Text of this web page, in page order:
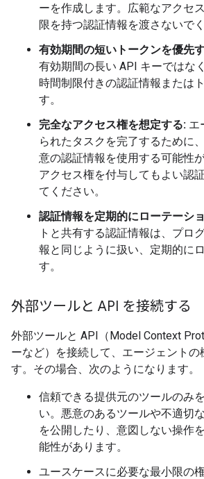
ーを作成します。広範なアクセ
限を持つ認証情報を渡さないでく
有効期間の短いトークンを優先
有効期間の長い API キーではな
時間制限付きの認証情報または
す。
完全なアクセス権を想定する: エ
られたタスクを完了するために
意の認証情報を使用する可能性
アクセス権を付与してもよい認
てください。
認証情報を定期的にローテーシ
トと共有する認証情報は、プロ
報と同じように扱い、定期的に
す。
外部ツールと API を接続する
外部ツールと API（Model Context
ーなど）を接続して、エージェントの
す。その場合、次のようになります。
信頼できる提供元のツールのみ
い。悪意のあるツールや不適切
を公開したり、意図しない操作
能性があります。
ユースケースに必要な最小限の